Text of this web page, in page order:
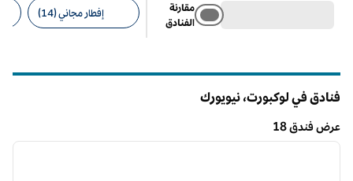
مقارنة
الفنادق
إفطار مجاني (14)
فنادق في لوكبورت،نيويورك
عرض فندق 18
عرض فندق 181 من 12
الصورة